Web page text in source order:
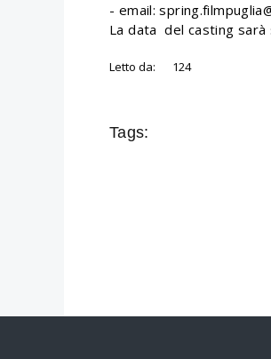
- email:
La data del casting
Letto da: 124
Tags: